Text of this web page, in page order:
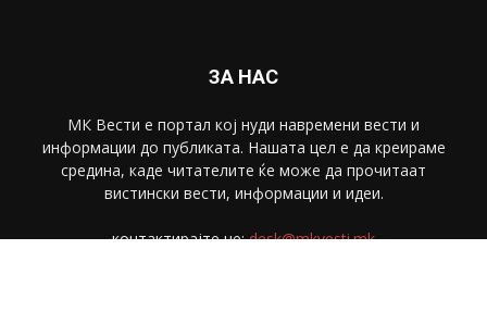
ЗА НАС
МК Вести е портал коj нуди навремени вести и
информации до публиката. Нашата цел е да креираме
средина, каде читателите ќе може да прочитаат
вистински вести, информации и идеи.
контактирајте не:desk@mkvesti.mk